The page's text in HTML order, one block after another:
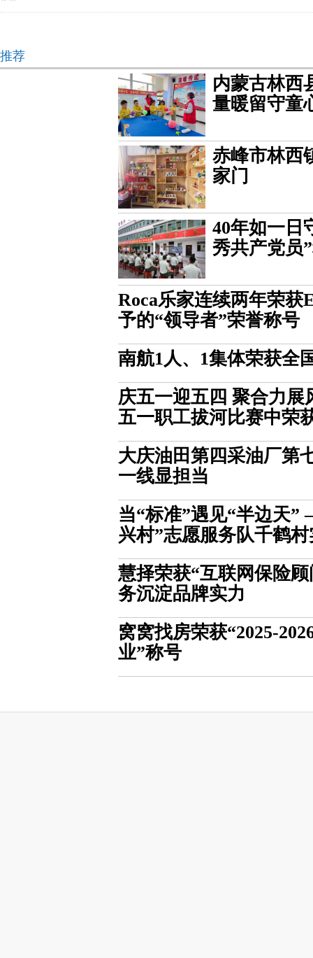
推荐
内蒙古林西
量暖留守童
赤峰市林西
家门
40年如一日
秀共产党员
Roca乐家连续两年荣获
予的“领导者”荣誉称号
南航1人、1集体荣获全
庆五一迎五四 聚合力
五一职工拔河比赛中荣
大庆油田第四采油厂第
一线显担当
当“标准”遇见“半边天
兴村”志愿服务队千鹤
慧择荣获“互联网保险
务沉淀品牌实力
窝窝找房荣获“2025-
业”称号